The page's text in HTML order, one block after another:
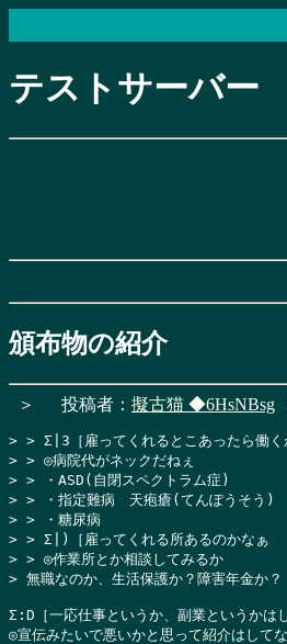
テストサーバー
頒布物の紹介
＞ 投稿者： 擬古猫 ◆6HsNBsg
> > Σ|3［雇ってくれるとこあったら働く
> > ◎病院代がネックだねぇ
> > ・ASD(自閉スペクトラム症)
> > ・指定難病　天疱瘡(てんぽうそう)
> > ・糖尿病
> > Σ|)［雇ってくれる所あるのかなぁ
> > ◎作業所とか相談してみるか
> 無職なのか、生活保護か？障害年金か？
Σ:D［一応仕事というか、副業というかは
◎宣伝みたいで悪いかと思って紹介はして